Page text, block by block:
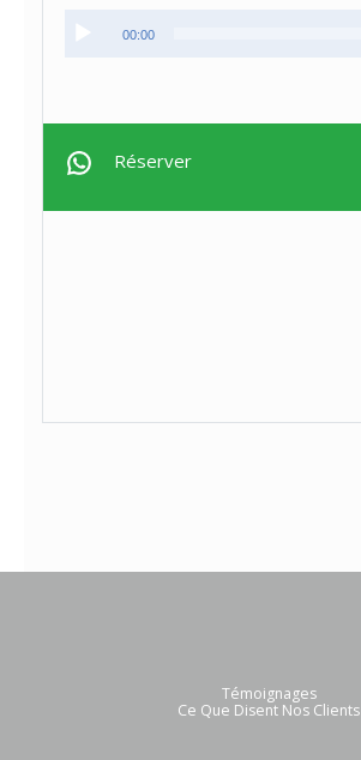
00:00
Réserver
Témoignages
Ce Que Disent Nos Clients